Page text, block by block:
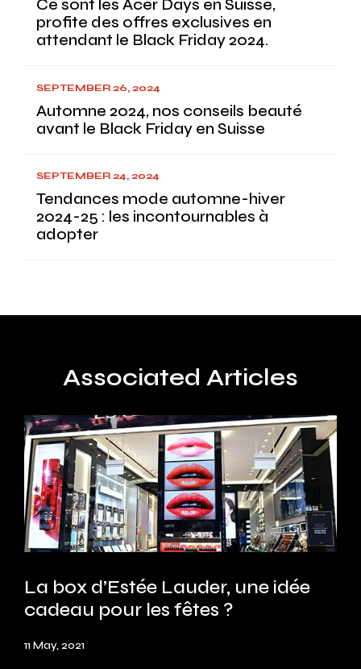
Ce sont les Acer Days en Suisse,
profite des offres exclusives en
attendant le Black Friday 2024.
SEPTEMBER 26, 2024
Automne 2024, nos conseils beauté
avant le Black Friday en Suisse
SEPTEMBER 24, 2024
Tendances mode automne-hiver
2024-25 : les incontournables à
adopter
Associated Articles
La box d’Estée Lauder, une idée
cadeau pour les fêtes ?
11 May, 2021